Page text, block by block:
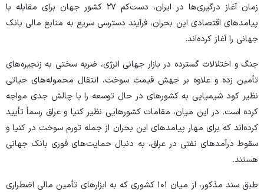
زمان آغاز درگیری‌ها در ایران، دست‌کم ۲۷ کشور جهان برای مقابله با
پیامد‌های اقتصادی این بحران، فرآیند دسترسی سریع به منابع مالی بانک
جهانی را آغاز کرده‌اند.
جنگ و اختلالات گسترده در بازار جهانی انرژی، ضربه سختی به زنجیره‌های
تأمین زده و علاوه بر جهش قیمت سوخت، انتقال محموله‌های حیاتی
نظیر کود شیمیایی به کشور‌های در حال توسعه را با چالش جدی مواجه
کرده است. در این میان، مقامات کشور‌هایی نظیر کنیا و عراق رسماً تأیید
کرده‌اند که برای مهار پیامد‌های این بحران از جمله تورم سوخت در کنیا و
سقوط درآمد‌های نفتی در عراق، به دنبال حمایت‌های فوری بانک جهانی
هستند.
طبق سند مذکور، از میان ۱۰۱ کشوری که به ابزار‌های تأمین مالی اضطراری